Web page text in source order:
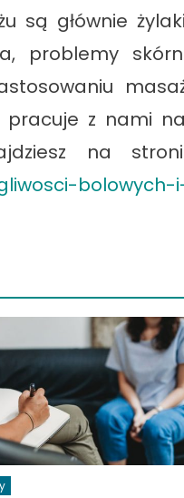
są głównie
problemy
pracuje z nami
na
bolowych-